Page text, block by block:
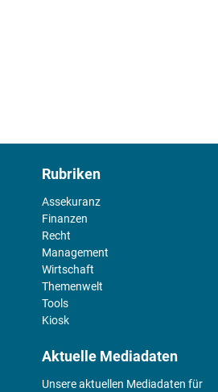
Rubriken
Assekuranz
Finanzen
Recht
Management
Wirtschaft
Themenwelt
Tools
Kiosk
Aktuelle Mediadaten
Unsere aktuellen Mediadaten für